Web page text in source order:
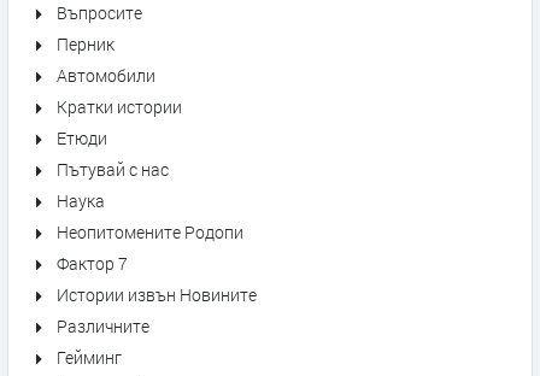
Въпросите
Перник
Автомобили
Кратки истории
Етюди
Пътувай с нас
Наука
Неопитомените Родопи
Фактор 7
Истории извън Новините
Различните
Гейминг